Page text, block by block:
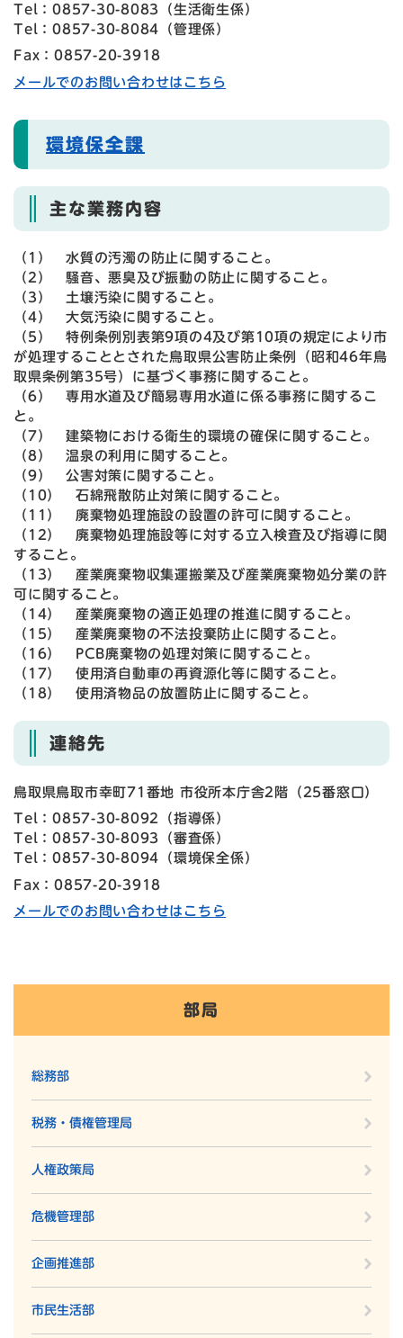
Tel：0857-30-8083 （生活衛生係）
Tel：0857-30-8084 （管理係）
Fax：0857-20-3918
メールでのお問い合わせはこちら
環境保全課
主な業務内容
（1） 水質の汚濁の防止に関すること。
（2） 騒音、悪臭及び振動の防止に関すること。
（3） 土壌汚染に関すること。
（4） 大気汚染に関すること。
（5） 特例条例別表第9項の4及び第10項の規定により市
が処理することとされた鳥取県公害防止条例（昭和46年鳥
取県条例第35号）に基づく事務に関すること。
（6） 専用水道及び簡易専用水道に係る事務に関するこ
と。
（7） 建築物における衛生的環境の確保に関すること。
（8） 温泉の利用に関すること。
（9） 公害対策に関すること。
（10） 石綿飛散防止対策に関すること。
（11） 廃棄物処理施設の設置の許可に関すること。
（12） 廃棄物処理施設等に対する立入検査及び指導に関
すること。
（13） 産業廃棄物収集運搬業及び産業廃棄物処分業の許
可に関すること。
（14） 産業廃棄物の適正処理の推進に関すること。
（15） 産業廃棄物の不法投棄防止に関すること。
（16） PCB廃棄物の処理対策に関すること。
（17） 使用済自動車の再資源化等に関すること。
（18） 使用済物品の放置防止に関すること。
連絡先
鳥取県鳥取市幸町71番地 市役所本庁舎2階（25番窓口）
Tel：0857-30-8092
（ 指導係 ）
Tel：0857-30-8093 （ 審査係 ）
Tel：0857-30-8094 （ 環境保全係 ）
Fax：0857-20-3918
メールでのお問い合わせはこちら
部局
総務部
税務・債権管理局
人権政策局
危機管理部
企画推進部
市民生活部